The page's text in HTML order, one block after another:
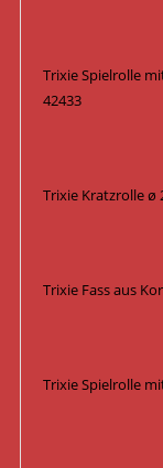
Trixie Spielrolle
42433
Trixie Kratzrolle ø
Trixie Fass aus
Trixie Spielrolle